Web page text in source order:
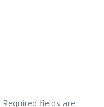
Required fields are